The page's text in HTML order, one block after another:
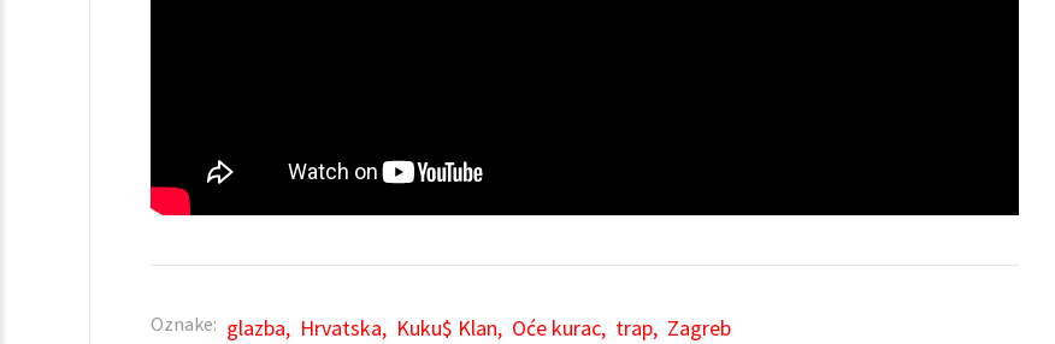
Oznake: glazba Hrvatska Kuku$ Klan Oće kurac trap Zagreb